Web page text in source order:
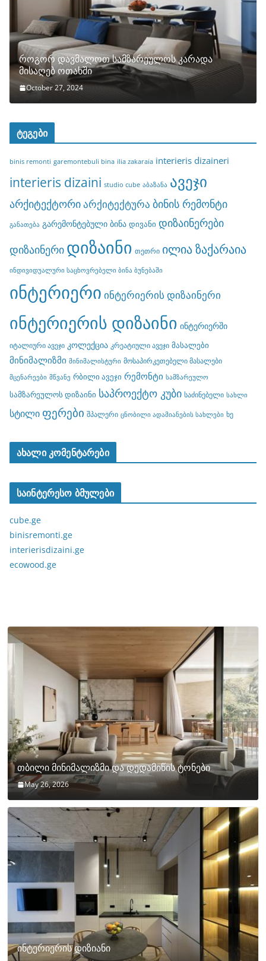
როგორ დავმალოთ სამზარეულოს კარადა
მისაღებ ოთახში
October 27, 2024
ტეგები
binis remonti garemontebuli bina ilia zakaraia interieris dizaineri
interieris dizaini studio cube აბაზანა ავეჯი
არქიტექტორიარქიტექტურა ბინის რემონტი
განათება გარემონტებული ბინა დივანი დიზაინერები
დიზაინერი დიზაინი თეთრი ილია ზაქარაია
ინდივიდუალური საცხოვრებელი ბინა ბუნებაში
ინტერიერი ინტერიერის დიზაინერი
ინტერიერის დიზაინი ინტერიერში
იტალიური ავეჯი კოლექცია კრეატიული ავეჯი მასალები
მინიმალიზმი მინიმალისტური მოსაპირკეთებელი მასალები
მცენარეები მწვანე რბილი ავეჯი რემონტი სამზარეულო
სამზარეულოს დიზაინი საპროექტო კუბი საძინებელი სახლი
სტილი ფერები შპალერი ცნობილი ადამიანების სახლები ხე
ახალი კომენტარები
საინტერესო ბმულები
cube.ge
binisremonti.ge
interierisdizaini.ge
ecowood.ge
თბილი მინიმალიზმი და დედამიწის ტონები
May 26, 2026
ინტერიერის დიზიანი